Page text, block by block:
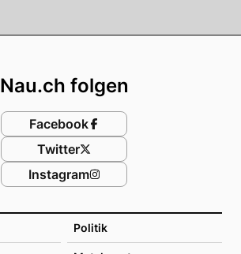
Politik
Nau.ch folgen
Facebook
Twitter
Instagram